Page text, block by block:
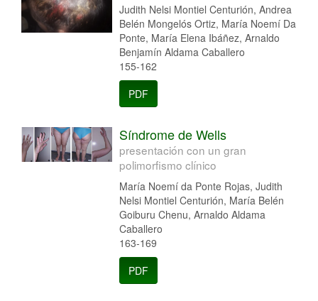
Judith Nelsi Montiel Centurión, Andrea
Belén Mongelós Ortiz, María Noemí Da
Ponte, María Elena Ibáñez, Arnaldo
Benjamín Aldama Caballero
155-162
PDF
Síndrome de Wells
presentación con un gran
polimorfismo clínico
María Noemí da Ponte Rojas, Judith
Nelsi Montiel Centurión, María Belén
Goiburu Chenu, Arnaldo Aldama
Caballero
163-169
PDF